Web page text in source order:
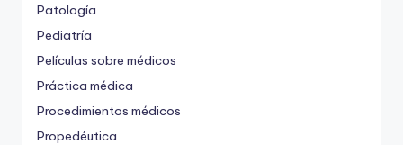
Patología
Pediatría
Películas sobre médicos
Práctica médica
Procedimientos médicos
Propedéutica